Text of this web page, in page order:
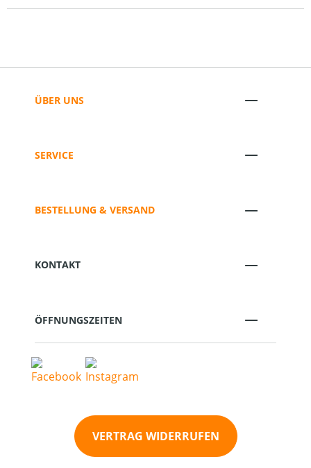
ÜBER UNS
SERVICE
BESTELLUNG & VERSAND
KONTAKT
ÖFFNUNGSZEITEN
VERTRAG WIDERRUFEN